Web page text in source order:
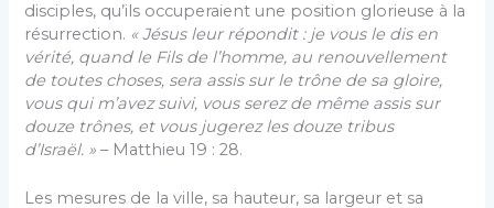
disciples, qu’ils occuperaient une position glorieuse à la
résurrection. « Jésusleur répondit : je vous le dis en
vérité, quand le Fils de l’homme, au renouvellement
de toutes choses, sera assis sur le trône de sa gloire,
vous qui m’avez suivi, vous serez de même assis sur
douze trônes, et vous jugerez les douze tribus
d’Israël. » – Matthieu 19 : 28.
Les mesures de la ville, sa hauteur, sa largeur et sa